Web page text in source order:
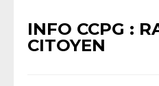
INFO CCPG :
CITOYEN